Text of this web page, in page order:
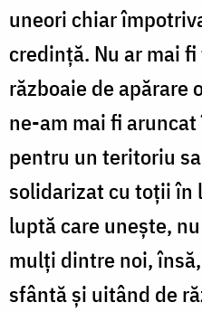
uneori chiar
credință. Nu ar mai
războaie de apărare
ne-am mai fi
pentru un teritoriu
solidarizat cu toții în
luptă care unește,
mulți dintre noi,
sfântă și uitând de